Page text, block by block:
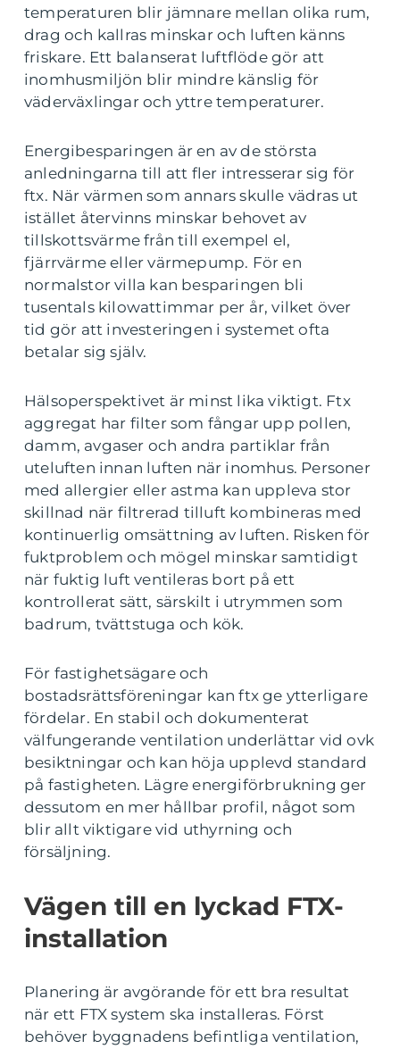
temperaturen blir jämnare mellan olika rum,
drag och kallras minskar och luften känns
friskare. Ett balanserat luftflöde gör att
inomhusmiljön blir mindre känslig för
väderväxlingar och yttre temperaturer.
Energibesparingen är en av de största
anledningarna till att fler intresserar sig för
ftx. När värmen som annars skulle vädras ut
istället återvinns minskar behovet av
tillskottsvärme från till exempel el,
fjärrvärme eller värmepump. För en
normalstor villa kan besparingen bli
tusentals kilowattimmar per år, vilket över
tid gör att investeringen i systemet ofta
betalar sig själv.
Hälsoperspektivet är minst lika viktigt. Ftx
aggregat har filter som fångar upp pollen,
damm, avgaser och andra partiklar från
uteluften innan luften när inomhus. Personer
med allergier eller astma kan uppleva stor
skillnad när filtrerad tilluft kombineras med
kontinuerlig omsättning av luften. Risken för
fuktproblem och mögel minskar samtidigt
när fuktig luft ventileras bort på ett
kontrollerat sätt, särskilt i utrymmen som
badrum, tvättstuga och kök.
För fastighetsägare och
bostadsrättsföreningar kan ftx ge ytterligare
fördelar. En stabil och dokumenterat
välfungerande ventilation underlättar vid ovk
besiktningar och kan höja upplevd standard
på fastigheten. Lägre energiförbrukning ger
dessutom en mer hållbar profil, något som
blir allt viktigare vid uthyrning och
försäljning.
Vägen till en lyckad FTX-
installation
Planering är avgörande för ett bra resultat
när ett FTX system ska installeras. Först
behöver byggnadens befintliga ventilation,